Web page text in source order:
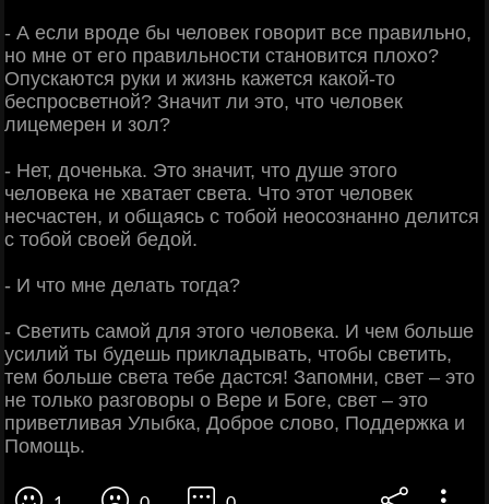
- А если вроде бы человек говорит все правильно,
но мне от его правильности становится плохо?
Опускаются руки и жизнь кажется какой-то
беспросветной? Значит ли это, что человек
лицемерен и зол?
- Нет, доченька. Это значит, что душе этого
человека не хватает света. Что этот человек
несчастен, и общаясь с тобой неосознанно делится
с тобой своей бедой.
- И что мне делать тогда?
- Светить самой для этого человека. И чем больше
усилий ты будешь прикладывать, чтобы светить,
тем больше света тебе дастся! Запомни, свет – это
не только разговоры о Вере и Боге, свет – это
приветливая Улыбка, Доброе слово, Поддержка и
Помощь.